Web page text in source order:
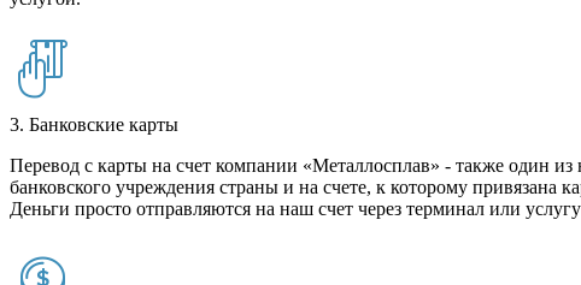
3. Банковские карты
Перевод с карты на счет компании «Металлосплав» - также один
банковского учреждения страны и на счете, к которому привязана
Деньги просто отправляются на наш счет через терминал или